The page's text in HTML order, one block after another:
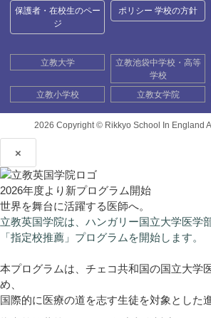
保護者・在校生のペー
ジ
ポリシー 学校の方針
立教大学
立教池袋中学校・高等
学校
立教小学校
立教女学院
2026 Copyright © Rikkyo School In England
×
2026年度より新プログラム開始
世界を舞台に活躍する医師へ。
立教英国学院は、ハンガリー国立大学医学
「指定校推薦」プログラムを開始します。
本プログラムは、チェコ共和国の国立大学
め、
国際的に医療の道を志す生徒を対象とした